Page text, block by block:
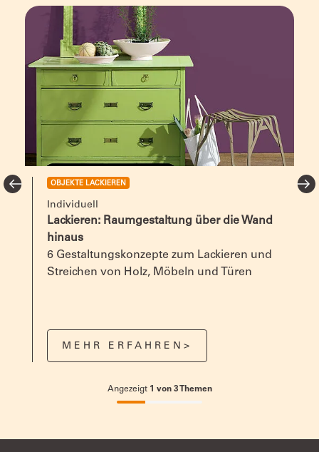
OBJEKTE LACKIEREN
Individuell
Lackieren: Raumgestaltung über die Wand
hinaus
6 Gestaltungskonzepte zum Lackieren und
Streichen von Holz, Möbeln und Türen
MEHR ERFAHREN>
Angezeigt 1 von 3 Themen
33.33333333333333%